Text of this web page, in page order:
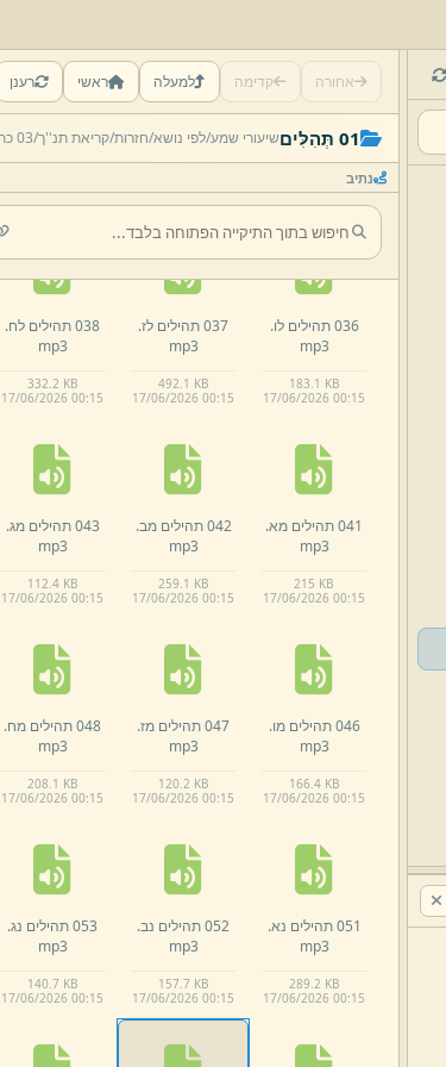
אחורה קדימה למעלה ראשי רענן
01 תְּהִלִּים שיעורי שמע/לפי נושא/חזרות/קריאת תנ''ך/03 כתובים/
נתיב
031 תהילים לא.
mp3
17/06/2026 00:14
mp3
17/06/2026 00:14
mp3
17/06/2026 00:14
036 תהילים לו.
mp3
183.1 KB
17/06/2026 00:15
037 תהילים לז.
mp3
492.1 KB
17/06/2026 00:15
038 ​תהילים לח.
mp3
332.2 KB
17/06/2026 00:15
041 תהילים מא.
mp3
215 KB
17/06/2026 00:15
042 תהילים מב.
mp3
259.1 KB
17/06/2026 00:15
043 תהילים מג.
mp3
112.4 KB
17/06/2026 00:15
046 תהילים מו.
mp3
166.4 KB
17/06/2026 00:15
047 תהילים מז.
mp3
120.2 KB
17/06/2026 00:15
048 תהילים מח.
mp3
208.1 KB
17/06/2026 00:15
051 תהילים נא.
mp3
289.2 KB
17/06/2026 00:15
052 תהילים נב.
mp3
157.7 KB
17/06/2026 00:15
053 תהילים נג.
mp3
140.7 KB
17/06/2026 00:15